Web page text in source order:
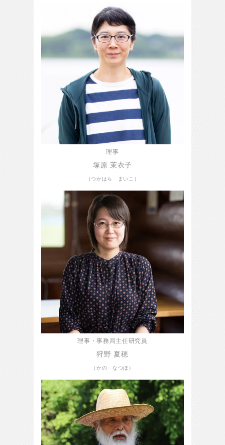
理事
塚原 茉衣子
（つかはら まいこ）
理事・事務局主任研究員
狩野 夏穂
（かの なつほ）